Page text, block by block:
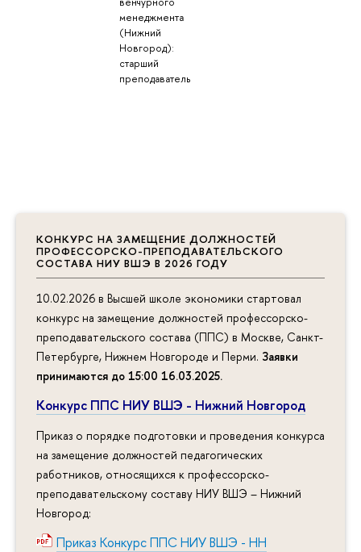
КОНКУРС НА ЗАМЕЩЕНИЕ ДОЛЖНОСТЕЙ
ПРОФЕССОРСКО-ПРЕПОДАВАТЕЛЬСКОГО
СОСТАВА НИУ ВШЭ В 2026 ГОДУ
10.02.2026 в Высшей школе экономики стартовал
конкурс на замещение должностей профессорско-
преподавательского состава (ППС) в Москве, Санкт-
Петербурге, Нижнем Новгороде и Перми. Заявки
принимаются до 15:00 16.03.2025.
Конкурс ППС НИУ ВШЭ - Нижний Новгород
Приказ о порядке подготовки и проведения конкурса
на замещение должностей педагогических
работников, относящихся к профессорско-
преподавательскому составу НИУ ВШЭ – Нижний
Новгород:
Приказ Конкурс ППС НИУ ВШЭ - НН
менеджмента
(Нижний
Новгород):
старший
преподаватель